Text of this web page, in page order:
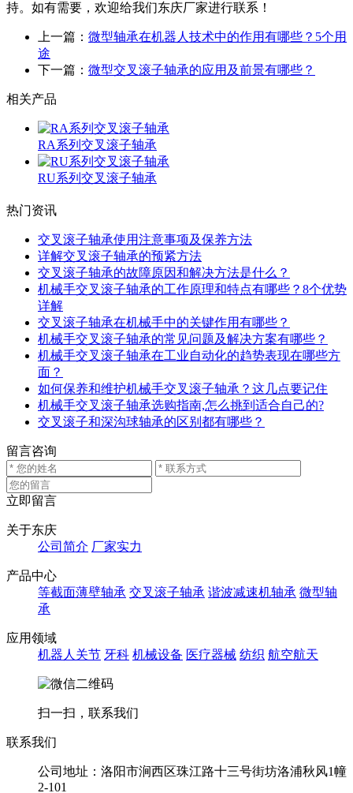
持。如有需要，欢迎给我们东庆厂家进行联系！
上一篇： 微型轴承在机器人技术中的作用有哪些？5个用
途
下一篇： 微型交叉滚子轴承的应用及前景有哪些？
相关产品
RA系列交叉滚子轴承
RU系列交叉滚子轴承
热门资讯
交叉滚子轴承使用注意事项及保养方法
详解交叉滚子轴承的预紧方法
交叉滚子轴承的故障原因和解决方法是什么？
机械手交叉滚子轴承的工作原理和特点有哪些？8个优势
详解
交叉滚子轴承在机械手中的关键作用有哪些？
机械手交叉滚子轴承的常见问题及解决方案有哪些？
机械手交叉滚子轴承在工业自动化的趋势表现在哪些方
面？
如何保养和维护机械手交叉滚子轴承？这几点要记住
机械手交叉滚子轴承选购指南,怎么挑到适合自己的?
交叉滚子和深沟球轴承的区别都有哪些？
留言咨询
立即留言
关于东庆
公司简介 厂家实力
产品中心
等截面薄壁轴承 交叉滚子轴承 谐波减速机轴承 微型轴
承
应用领域
机器人关节 牙科 机械设备 医疗器械 纺织 航空航天
扫一扫，联系我们
联系我们
公司地址：洛阳市涧西区珠江路十三号街坊洛浦秋风1幢
2-101